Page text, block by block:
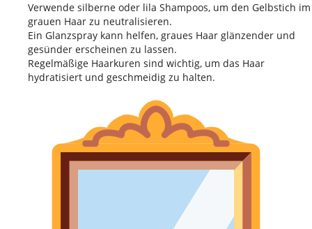
Verwende silberne oder lila Shampoos, um den Gelbstich im
grauen Haar zu neutralisieren.
Ein Glanzspray kann helfen, graues Haar glänzender und
gesünder erscheinen zu lassen.
Regelmäßige Haarkuren sind wichtig, um das Haar
hydratisiert und geschmeidig zu halten.